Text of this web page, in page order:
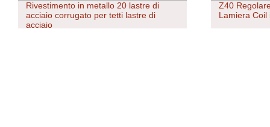
Rivestimento in metallo 20 lastre di
acciaio corrugato per tetti lastre di
acciaio
Z40
Lamiera Coil